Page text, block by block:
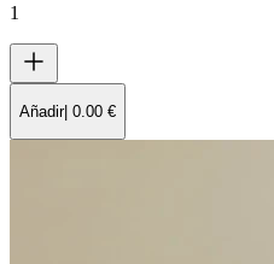
1
Añadir| 0.00 €